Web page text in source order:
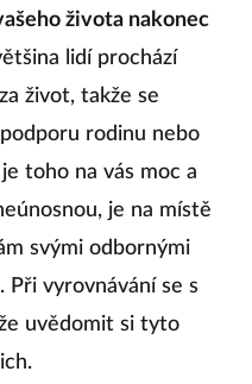
života nakonec
lidí prochází
život, takže se
rodinu nebo
toho na vás moc a
je na místě
svými odbornými
Při vyrovnávání se s
uvědomit si tyto